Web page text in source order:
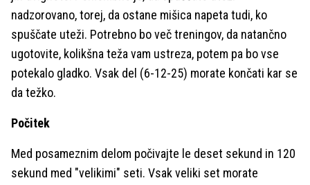
nadzorovano, torej, da ostane mišica napeta tudi, ko
spuščate uteži. Potrebno bo več treningov, da natančno
ugotovite, kolikšna teža vam ustreza, potem pa bo vse
potekalo gladko. Vsak del (6-12-25) morate končati kar se
da težko.
Počitek
Med posameznim delom počivajte le deset sekund in 120
sekund med "velikimi" seti. Vsak veliki set morate